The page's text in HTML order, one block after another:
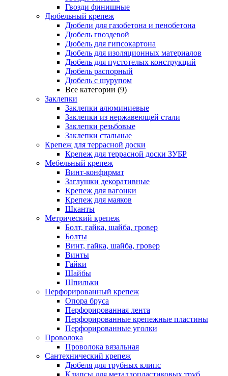
Гвозди финишные
Дюбельный крепеж
Дюбели для газобетона и пенобетона
Дюбель гвоздевой
Дюбель для гипсокартона
Дюбель для изоляционных материалов
Дюбель для пустотелых конструкций
Дюбель распорный
Дюбель с шурупом
Все категории (9)
Заклепки
Заклепки алюминиевые
Заклепки из нержавеющей стали
Заклепки резьбовые
Заклепки стальные
Крепеж для террасной доски
Крепеж для террасной доски ЗУБР
Мебельный крепеж
Винт-конфирмат
Заглушки декоративные
Крепеж для вагонки
Крепеж для маяков
Шканты
Метрический крепеж
Болт, гайка, шайба, гровер
Болты
Винт, гайка, шайба, гровер
Винты
Гайки
Шайбы
Шпильки
Перфорированный крепеж
Опора бруса
Перфорированная лента
Перфорированные крепежные пластины
Перфорированные уголки
Проволока
Проволока вязальная
Сантехнический крепеж
Дюбеля для трубных клипс
Клипсы для металлопластиковых труб